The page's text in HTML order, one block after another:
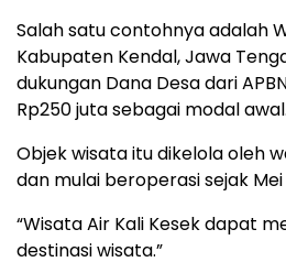
Salah satu contohnya adalah
Kabupaten Kendal, Jawa
dukungan Dana Desa dari
Rp250 juta sebagai modal awal.
Objek wisata itu dikelola oleh
dan mulai beroperasi sejak Mei
“Wisata Air Kali Kesek dapat
destinasi wisata.”